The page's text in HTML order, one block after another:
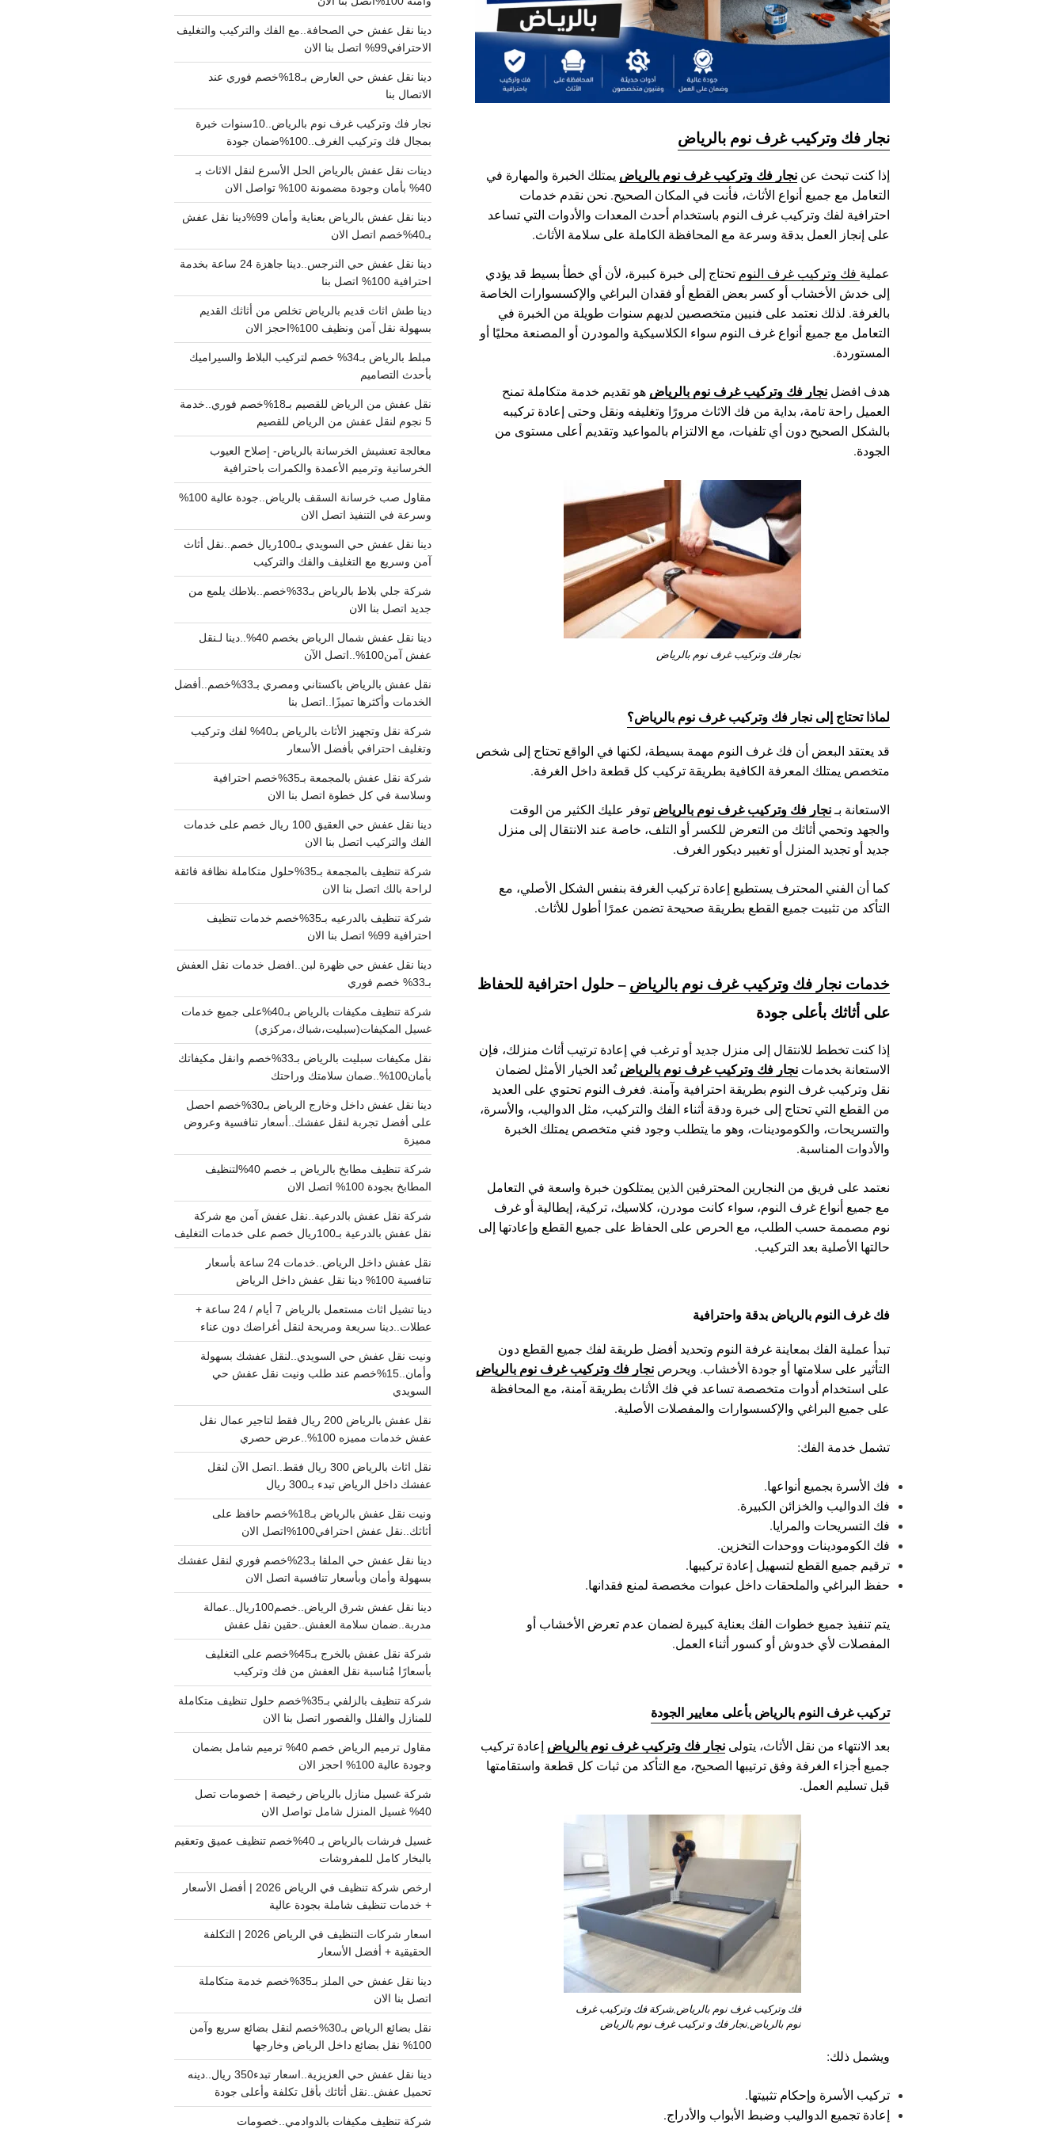
نجار فك وتركيب غرف نوم بالرياض
إذا كنت تبحث عن نجار فك وتركيب غرف نوم بالرياض يمتلك الخبرة والمهارة في
التعامل مع جميع أنواع الأثاث، فأنت في المكان الصحيح. نحن نقدم خدمات
احترافية لفك وتركيب غرف النوم باستخدام أحدث المعدات والأدوات التي تساعد
على إنجاز العمل بدقة وسرعة مع المحافظة الكاملة على سلامة الأثاث.
عملية فك وتركيب غرف النوم تحتاج إلى خبرة كبيرة، لأن أي خطأ بسيط قد يؤدي
إلى خدش الأخشاب أو كسر بعض القطع أو فقدان البراغي والإكسسوارات الخاصة
بالغرفة. لذلك نعتمد على فنيين متخصصين لديهم سنوات طويلة من الخبرة في
التعامل مع جميع أنواع غرف النوم سواء الكلاسيكية والمودرن أو المصنعة محليًا أو
المستوردة.
هدف افضل نجار فك وتركيب غرف نوم بالرياض هو تقديم خدمة متكاملة تمنح
العميل راحة تامة، بداية من فك الاثاث مرورًا وتغليفه ونقل وحتى إعادة تركيبه
بالشكل الصحيح دون أي تلفيات، مع الالتزام بالمواعيد وتقديم أعلى مستوى من
الجودة.
نجار فك وتركيب غرف نوم بالرياض
لماذا تحتاج إلى نجار فك وتركيب غرف نوم بالرياض؟
قد يعتقد البعض أن فك غرف النوم مهمة بسيطة، لكنها في الواقع تحتاج إلى شخص
متخصص يمتلك المعرفة الكافية بطريقة تركيب كل قطعة داخل الغرفة.
الاستعانة بـنجار فك وتركيب غرف نوم بالرياض توفر عليك الكثير من الوقت
والجهد وتحمي أثاثك من التعرض للكسر أو التلف، خاصة عند الانتقال إلى منزل
جديد أو تجديد المنزل أو تغيير ديكور الغرف.
كما أن الفني المحترف يستطيع إعادة تركيب الغرفة بنفس الشكل الأصلي، مع
التأكد من تثبيت جميع القطع بطريقة صحيحة تضمن عمرًا أطول للأثاث.
خدمات نجار فك وتركيب غرف نوم بالرياض– حلول احترافية للحفاظ
على أثاثك بأعلى جودة
إذا كنت تخطط للانتقال إلى منزل جديد أو ترغب في إعادة ترتيب أثاث منزلك، فإن
الاستعانة بخدمات نجار فك وتركيب غرف نوم بالرياضتُعد الخيار الأمثل لضمان
نقل وتركيب غرف النوم بطريقة احترافية وآمنة. فغرف النوم تحتوي على العديد
من القطع التي تحتاج إلى خبرة ودقة أثناء الفك والتركيب، مثل الدواليب، والأسرة،
والتسريحات، والكومودينات، وهو ما يتطلب وجود فني متخصص يمتلك الخبرة
والأدوات المناسبة.
نعتمد على فريق من النجارين المحترفين الذين يمتلكون خبرة واسعة في التعامل
مع جميع أنواع غرف النوم، سواء كانت مودرن، كلاسيك، تركية، إيطالية أو غرف
نوم مصممة حسب الطلب، مع الحرص على الحفاظ على جميع القطع وإعادتها إلى
حالتها الأصلية بعد التركيب.
فك غرف النوم بالرياض بدقة واحترافية
تبدأ عملية الفك بمعاينة غرفة النوم وتحديد أفضل طريقة لفك جميع القطع دون
التأثير على سلامتها أو جودة الأخشاب. ويحرص نجار فك وتركيب غرف نوم بالرياض
على استخدام أدوات متخصصة تساعد في فك الأثاث بطريقة آمنة، مع المحافظة
على جميع البراغي والإكسسوارات والمفصلات الأصلية.
تشمل خدمة الفك:
فك الأسرة بجميع أنواعها.
فك الدواليب والخزائن الكبيرة.
فك التسريحات والمرايا.
فك الكومودينات ووحدات التخزين.
ترقيم جميع القطع لتسهيل إعادة تركيبها.
حفظ البراغي والملحقات داخل عبوات مخصصة لمنع فقدانها.
يتم تنفيذ جميع خطوات الفك بعناية كبيرة لضمان عدم تعرض الأخشاب أو
المفصلات لأي خدوش أو كسور أثناء العمل.
تركيب غرف النوم بالرياض بأعلى معايير الجودة
بعد الانتهاء من نقل الأثاث، يتولى نجار فك وتركيب غرف نوم بالرياض إعادة تركيب
جميع أجزاء الغرفة وفق ترتيبها الصحيح، مع التأكد من ثبات كل قطعة واستقامتها
قبل تسليم العمل.
فك وتركيب غرف نوم بالرياض,شركة فك وتركيب غرف
نوم بالرياض,نجار فك و تركيب غرف نوم بالرياض
ويشمل ذلك:
تركيب الأسرة وإحكام تثبيتها.
إعادة تجميع الدواليب وضبط الأبواب والأدراج.
دينا نقل عفش حي الصحافة..مع الفك والتركيب والتغليف
الاحترافي99% اتصل بنا الان
دينا نقل عفش حي العارض بـ18%خصم فوري عند
الاتصال بنا
نجار فك وتركيب غرف نوم بالرياض..10سنوات خبرة
بمجال فك وتركيب الغرف..100%ضمان جودة
دينات نقل عفش بالرياض الحل الأسرع لنقل الاثاث بـ
40% بأمان وجودة مضمونة 100% تواصل الان
دينا نقل عفش بالرياض بعناية وأمان 99%دينا نقل عفش
بـ40%خصم اتصل الان
دينا نقل عفش حي النرجس..دينا جاهزة 24 ساعة بخدمة
احترافية 100% اتصل بنا
دينا طش اثاث قديم بالرياض تخلص من أثاثك القديم
بسهولة نقل آمن ونظيف 100%احجز الان
مبلط بالرياض بـ34% خصم لتركيب البلاط والسيراميك
بأحدث التصاميم
نقل عفش من الرياض للقصيم بـ18%خصم فوري..خدمة
5 نجوم لنقل عفش من الرياض للقصيم
معالجة تعشيش الخرسانة بالرياض- إصلاح العيوب
الخرسانية وترميم الأعمدة والكمرات باحترافية
مقاول صب خرسانة السقف بالرياض..جودة عالية 100%
وسرعة في التنفيذ اتصل الان
دينا نقل عفش حي السويدي بـ100ريال خصم..نقل أثاث
آمن وسريع مع التغليف والفك والتركيب
شركة جلي بلاط بالرياض بـ33%خصم..بلاطك يلمع من
جديد اتصل بنا الان
دينا نقل عفش شمال الرياض بخصم 40%..دينا لـنقل
عفش آمن100%..اتصل الآن
نقل عفش بالرياض باكستاني ومصري بـ33%خصم..أفضل
الخدمات وأكثرها تميزًا..اتصل بنا
شركة نقل وتجهيز الأثاث بالرياض بـ40% لفك وتركيب
وتغليف احترافي بأفضل الأسعار
شركة نقل عفش بالمجمعة بـ35%خصم احترافية
وسلاسة في كل خطوة اتصل بنا الان
دينا نقل عفش حي العقيق 100 ريال خصم على خدمات
الفك والتركيب اتصل بنا الان
شركة تنظيف بالمجمعة بـ35%حلول متكاملة نظافة فائقة
لراحة بالك اتصل بنا الان
شركة تنظيف بالدرعيه بـ35%خصم خدمات تنظيف
احترافية 99% اتصل بنا الان
دينا نقل عفش حي ظهرة لبن..افضل خدمات نقل العفش
بـ33% خصم فوري
شركة تنظيف مكيفات بالرياض بـ40%على جميع خدمات
غسيل المكيفات(سبليت،شباك،مركزي)
نقل مكيفات سبليت بالرياض بـ33%خصم وانقل مكيفاتك
بأمان100%..ضمان سلامتك وراحتك
دينا نقل عفش داخل وخارج الرياض بـ30%خصم احصل
على أفضل تجربة لنقل عفشك..أسعار تنافسية وعروض
مميزة
شركة تنظيف مطابخ بالرياض بـ خصم 40%لتنظيف
المطابخ بجودة 100% اتصل الان
شركة نقل عفش بالدرعية..نقل عفش آمن مع شركة
نقل عفش بالدرعية بـ100ريال خصم على خدمات التغليف
نقل عفش داخل الرياض..خدمات 24 ساعة بأسعار
تنافسية 100% دينا نقل عفش داخل الرياض
دينا تشيل اثاث مستعمل بالرياض 7 أيام / 24 ساعة +
عطلات..دينا سريعة ومريحة لنقل أغراضك دون عناء
ونيت نقل عفش حي السويدي..لنقل عفشك بسهولة
وأمان..15%خصم عند طلب ونيت نقل عفش حي
السويدي
نقل عفش بالرياض 200 ريال فقط لتاجير عمال نقل
عفش خدمات مميزه 100%..عرض حصري
نقل اثاث بالرياض 300 ريال فقط..اتصل الآن لنقل
عفشك داخل الرياض تبدء بـ300 ريال
ونيت نقل عفش بالرياض بـ18%خصم حافظ على
أثاثك..نقل عفش احترافي100%اتصل الان
دينا نقل عفش حي الملقا بـ23%خصم فوري لنقل عفشك
بسهولة وأمان وبأسعار تنافسية اتصل الان
دينا نقل عفش شرق الرياض..خصم100ريال..عمالة
مدربة..ضمان سلامة العفش..حقين نقل عفش
شركة نقل عفش بالخرج بـ45%خصم على التغليف
بأسعارًا مُناسبة نقل العفش من فك وتركيب
شركة تنظيف بالزلفي بـ35%خصم حلول تنظيف متكاملة
للمنازل والفلل والقصور اتصل بنا الان
مقاول ترميم الرياض خصم 40% ترميم شامل بضمان
وجودة عالية 100% احجز الان
شركة غسيل منازل بالرياض رخيصة | خصومات تصل
40% غسيل المنزل شامل تواصل الان
غسيل فرشات بالرياض بـ 40%خصم تنظيف عميق وتعقيم
بالبخار كامل للمفروشات
ارخص شركة تنظيف في الرياض 2026 | أفضل الأسعار
+ خدمات تنظيف شاملة بجودة عالية
اسعار شركات التنظيف في الرياض 2026 | التكلفة
الحقيقية + أفضل الأسعار
دينا نقل عفش حي الملز بـ35%خصم خدمة متكاملة
اتصل بنا الان
نقل بضائع الرياض بـ30%خصم لنقل بضائع سريع وآمن
100% نقل بضائع داخل الرياض وخارجها
دينا نقل عفش حي العزيزية..اسعار تبدء350 ريال..دينه
تحميل عفش..نقل أثاثك بأقل تكلفة وأعلى جودة
شركة تنظيف مكيفات بالدوادمي..خصومات